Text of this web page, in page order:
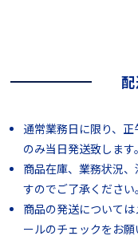
通常業務日に限り、
のみ当日発送致します。
商品在庫、業務状況
すのでご了承ください。
商品の発送について
ールのチェックをお願